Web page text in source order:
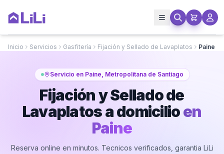
Inicio Servicios Gasfitería Fijación y Sellado de Lavaplatos Paine
Servicio en Paine, Metropolitana de Santiago
Fijación y Sellado de
Lavaplatos a domicilioen
Paine
Reserva online en minutos. Tecnicos verificados, garantia LiLi